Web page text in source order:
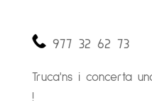
977 32 62 73
Truca'ns i concerta
!